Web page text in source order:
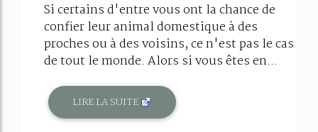
Si certains d'entre vous ont la chance de
confier leur animal domestique à des
proches ou à des voisins, ce n'est pas le cas
de tout le monde. Alors si vous êtes en...
LIRE LA SUITE